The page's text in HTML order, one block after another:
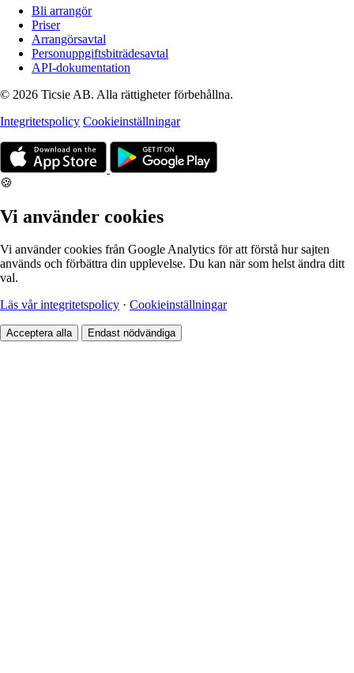
Bli arrangör
Priser
Arrangörsavtal
Personuppgiftsbiträdesavtal
API-dokumentation
© 2026 Ticsie AB. Alla rättigheter förbehållna.
Integritetspolicy Cookieinställningar
🍪
Vi använder cookies
Vi använder cookies från Google Analytics för att förstå hur sajten
används och förbättra din upplevelse. Du kan när som helst ändra ditt
val.
Läs vår integritetspolicy · Cookieinställningar
Acceptera alla Endast nödvändiga